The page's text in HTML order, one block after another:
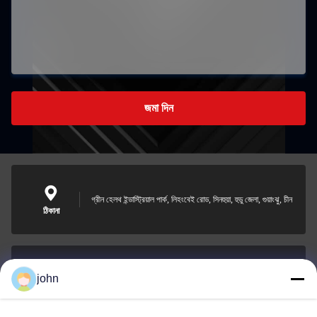
জমা দিন
ঠিকানা
গ্রীন হেলথ ইন্ডাস্ট্রিয়াল পার্ক, লিহংবেই রোড, সিনহুয়া, হুডু জেলা, গুয়াংঝু, চীন
john